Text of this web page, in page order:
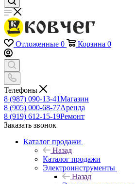
Отложенные 0 Корзина 0
Телефоны
8 (987) 090-13-41Магазин
8 (905) 000-68-77Аренда
8 (919) 612-15-19Ремонт
Заказать звонок
Каталог продажи
Назад
Каталог продажи
Электроинструменты
Назад